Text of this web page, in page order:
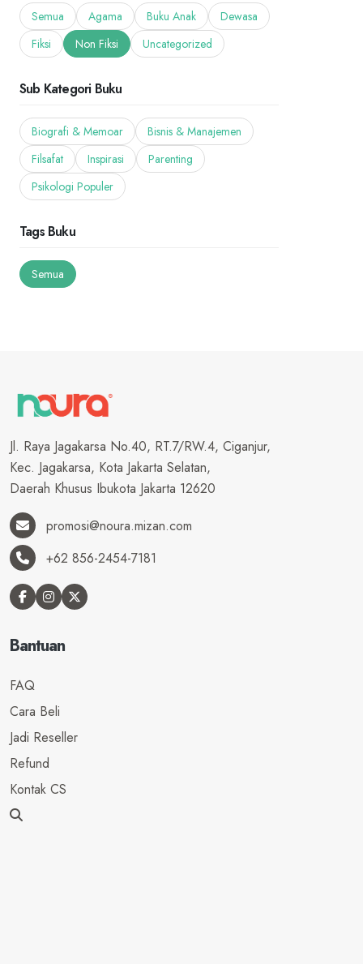
Semua Agama Buku Anak
Dewasa
Fiksi
Non Fiksi Uncategorized
Sub Kategori Buku
Biografi & Memoar
Bisnis & Manajemen
Filsafat
Inspirasi
Parenting
Psikologi Populer
Tags Buku
Semua
Jl. Raya Jagakarsa No.40, RT.7/RW.4, Ciganjur,
Kec. Jagakarsa, Kota Jakarta Selatan,
Daerah Khusus Ibukota Jakarta 12620
promosi@noura.mizan.com
+62 856-2454-7181
Bantuan
FAQ
Cara Beli
Jadi Reseller
Refund
Kontak CS